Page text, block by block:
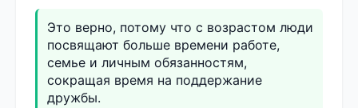
Это верно, потому что с возрастом люди
посвящают больше времени работе,
семье и личным обязанностям,
сокращая время на поддержание
дружбы.